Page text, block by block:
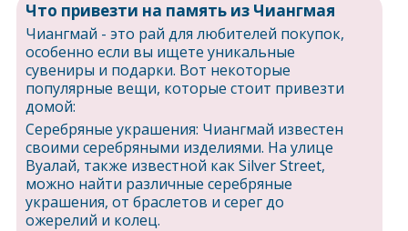
Что привезти на память из Чиангмая
Чиангмай - это рай для любителей покупок,
особенно если вы ищете уникальные
сувениры и подарки. Вот некоторые
популярные вещи, которые стоит привезти
домой:
Серебряные украшения: Чиангмай известен
своими серебряными изделиями. На улице
Вуалай, также известной как Silver Street,
можно найти различные серебряные
украшения, от браслетов и серег до
ожерелий и колец.